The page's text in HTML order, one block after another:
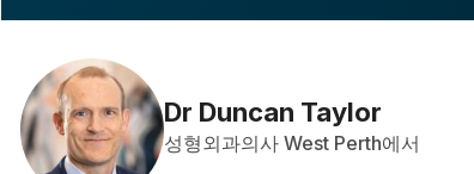
Dr Duncan Taylor
성형외과의사 West Perth에서